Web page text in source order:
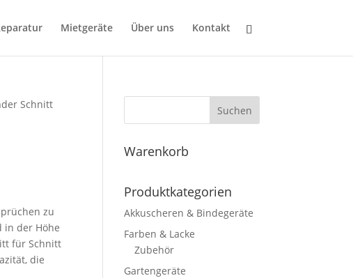
Mietgeräte Über uns Kontakt
Schnitt
zu
in der Höhe
für Schnitt
die
Suchen
Warenkorb
Produktkategorien
Akkuscheren & Bindegeräte
Farben & Lacke
Zubehör
Gartengeräte